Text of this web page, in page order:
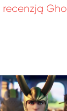
recenzją